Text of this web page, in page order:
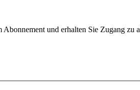
und erhalten Sie Zugang zu